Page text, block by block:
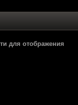
для отображения